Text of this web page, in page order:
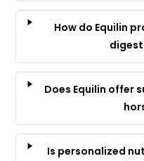
How do Equilin
Does Equilin offer
Is personalized